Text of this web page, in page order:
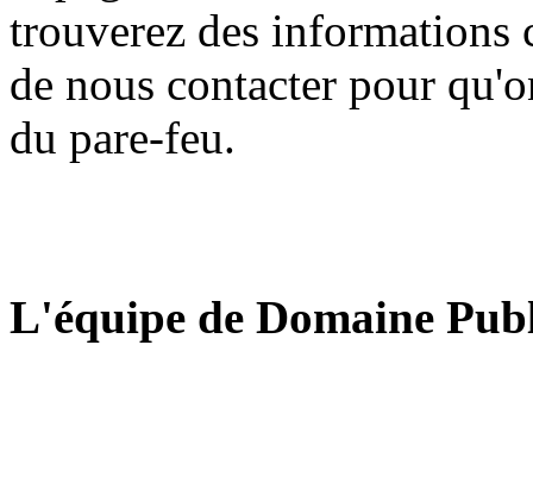
trouverez des informations
de nous contacter pour
du pare-feu.
L'équipe de Domaine